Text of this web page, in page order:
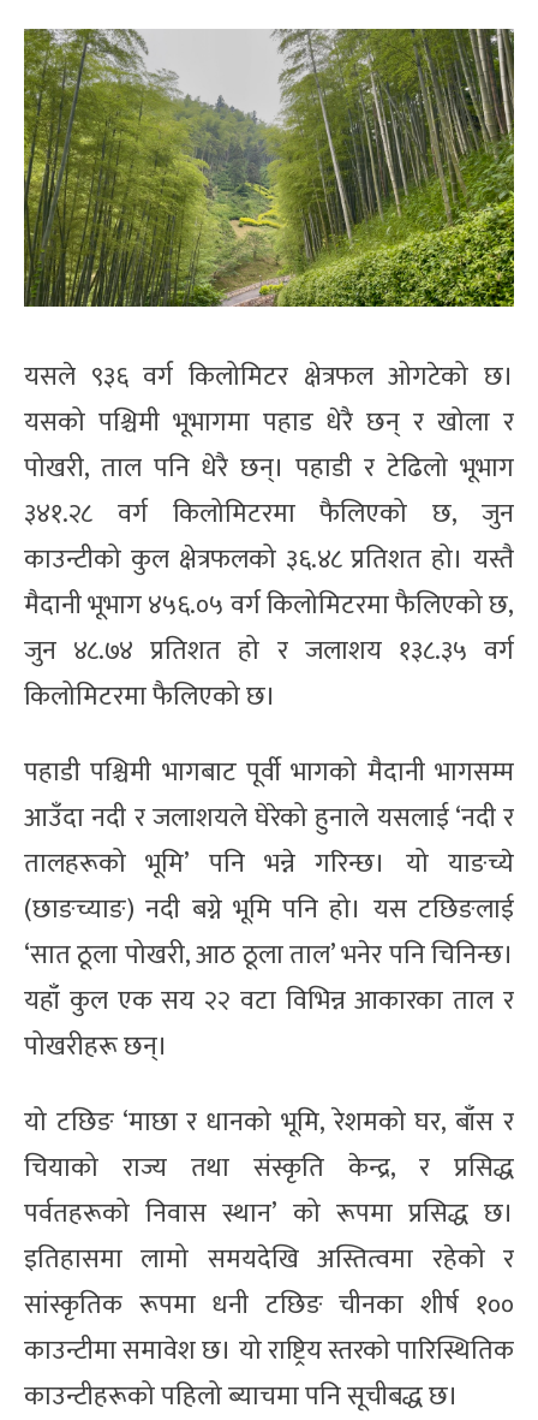
यसले ९३६ वर्ग किलोमिटर क्षेत्रफल ओगटेको छ।
यसको पश्चिमी भूभागमा पहाड धेरै छन् र खोला र
पोखरी, ताल पनि धेरै छन्। पहाडी र टेढिलो भूभाग
३४१.२८ वर्ग किलोमिटरमा फैलिएको छ, जुन
काउन्टीको कुल क्षेत्रफलको ३६.४८ प्रतिशत हो। यस्तै
मैदानी भूभाग ४५६.०५ वर्ग किलोमिटरमा फैलिएको छ,
जुन ४८.७४ प्रतिशत हो र जलाशय १३८.३५ वर्ग
किलोमिटरमा फैलिएको छ।
पहाडी पश्चिमी भागबाट पूर्वी भागको मैदानी भागसम्म
आउँदा नदी र जलाशयले घेरेको हुनाले यसलाई ‘नदी र
तालहरूको भूमि’ पनि भन्ने गरिन्छ। यो याङच्ये
(छाङच्याङ) नदी बग्ने भूमि पनि हो। यस टछिङलाई
‘सात ठूला पोखरी, आठ ठूला ताल’ भनेर पनि चिनिन्छ।
यहाँ कुल एक सय २२ वटा विभिन्न आकारका ताल र
पोखरीहरू छन्।
यो टछिङ ‘माछा र धानको भूमि, रेशमको घर, बाँस र
चियाको राज्य तथा संस्कृति केन्द्र, र प्रसिद्ध
पर्वतहरूको निवास स्थान’ को रूपमा प्रसिद्ध छ।
इतिहासमा लामो समयदेखि अस्तित्वमा रहेको र
सांस्कृतिक रूपमा धनी टछिङ चीनका शीर्ष १००
काउन्टीमा समावेश छ। यो राष्ट्रिय स्तरको पारिस्थितिक
काउन्टीहरूको पहिलो ब्याचमा पनि सूचीबद्ध छ।